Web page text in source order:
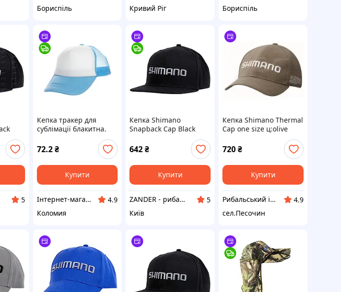
Бориспіль
Кривий Ріг
Бориспіль
5
Кепка тракер для
сублімації блакитна.
72.2 ₴
Купити
Інтернет-магазин товарів для творчості "Фурнітура"
4.9
Коломия
Кепка Shimano
Snapback Cap Black
642₴
Купити
ZANDER - рибальський інтернет-магазин
5
Київ
Кепка Shimano Thermal
Cap one size ц:olive
720₴
Купити
Рибальський інтернет магазин "РИБАЦЮГА"
4.9
сел.Песочин